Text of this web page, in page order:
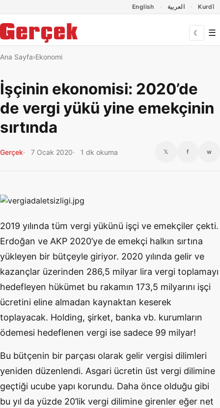
English العربية Kurdî
☾ ☰
Ana Sayfa Ekonomi
İşçinin ekonomisi: 2020’de
de vergi yükü yine emekçinin
sırtında
Gerçek 7 Ocak 2020 1 dk okuma 𝕏 f w
2019 yılında tüm vergi yükünü işçi ve emekçiler çekti.
Erdoğan ve AKP 2020’ye de emekçi halkın sırtına
yükleyen bir bütçeyle giriyor. 2020 yılında gelir ve
kazançlar üzerinden 286,5 milyar lira vergi toplamayı
hedefleyen hükümet bu rakamın 173,5 milyarını işçi
ücretini eline almadan kaynaktan keserek
toplayacak. Holding, şirket, banka vb. kurumların
ödemesi hedeflenen vergi ise sadece 99 milyar!
Bu bütçenin bir parçası olarak gelir vergisi dilimleri
yeniden düzenlendi. Asgari ücretin üst vergi dilimine
geçtiği ucube yapı korundu. Daha önce olduğu gibi
bu yıl da yüzde 20’lik vergi dilimine girenler eğer net